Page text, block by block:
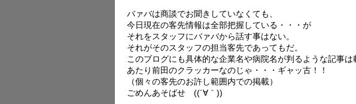
バァバは商談でお聞きしていなくても、
今日現在の客先情報は全部把握している・・・が
それをスタッフにバァバから話す事はない。
それがそのスタッフの担当客先であってもだ。
このブログにも具体的な企業名や病院名が判るような記事は
あたり前田のクラッカーなのじゃ・・・ギャッ古！！
（個々の客先のお許し範囲内での掲載）
ごめんあそばせ ((´∀｀))